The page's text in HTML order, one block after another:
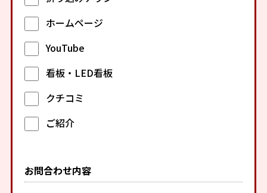
ホームページ
YouTube
看板・LED看板
クチコミ
ご紹介
お問合わせ内容